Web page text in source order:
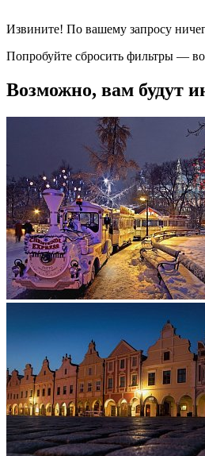
Извините! По вашему запросу
Попробуйте сбросить фильтры —
Возможно, вам будут